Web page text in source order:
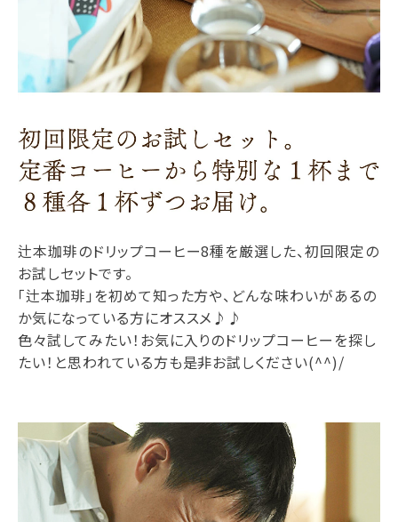
辻本珈琲のドリップコーヒー8種を厳選した、初回限定の
お試しセットです。
「辻本珈琲」を初めて知った方や、どんな味わいがあるの
か気になっている方にオススメ♪♪
色々試してみたい！お気に入りのドリップコーヒーを探し
たい！と思われている方も是非お試しください(^^)/